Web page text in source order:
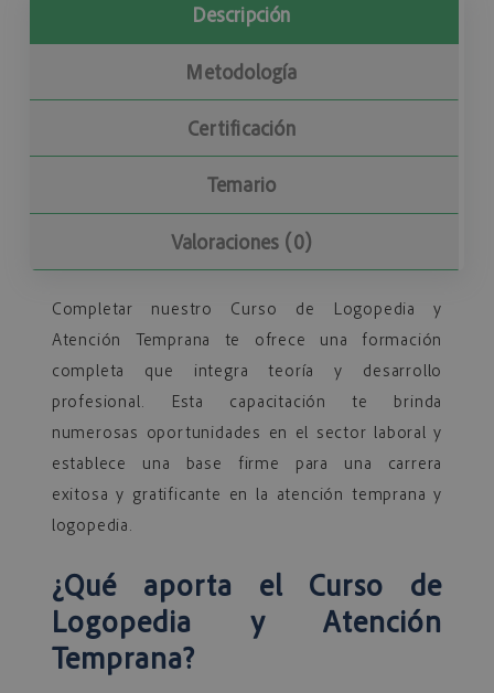
Descripción
Metodología
Certificación
Temario
Valoraciones (0)
Completar nuestro Curso de Logopedia y
Atención Temprana te ofrece una formación
completa que integra teoría y desarrollo
profesional. Esta capacitación te brinda
numerosas oportunidades en el sector laboral y
establece una base firme para una carrera
exitosa y gratificante en la atención temprana y
logopedia.
¿Qué aporta el Curso de
Logopedia y Atención
Temprana?